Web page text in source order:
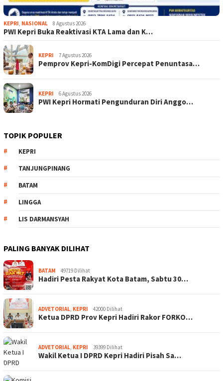
KEPRI, NASIONAL 8 Agustus 2026
PWI Kepri Buka Reaktivasi KTA Lama dan K…
KEPRI 7 Agustus 2026
Pemprov Kepri-KomDigi Percepat Penuntasa…
KEPRI 6 Agustus 2026
PWI Kepri Hormati Pengunduran Diri Anggo…
TOPIK POPULER
KEPRI
TANJUNGPINANG
BATAM
LINGGA
LIS DARMANSYAH
PALING BANYAK DILIHAT
BATAM 49719 Dilihat
Hadiri Pesta Rakyat Kota Batam, Sabtu 30…
ADVETORIAL, KEPRI 42000 Dilihat
Ketua DPRD Prov Kepri Hadiri Rakor FORKO…
ADVETORIAL, KEPRI 39399 Dilihat
Wakil Ketua I DPRD Kepri Hadiri Pisah Sa…